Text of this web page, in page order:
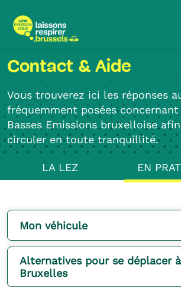
au
contenu
à
la
navigation
Contact & Aide
Vous trouverez ici les réponses
fréquemment posées
Basses Emissions bruxelloise
circuler en toute tranquillité.
LA LEZ EN
Mon véhicule
Alternatives pour se déplacer à
Bruxelles